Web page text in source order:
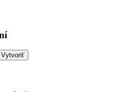
Vytvoriť